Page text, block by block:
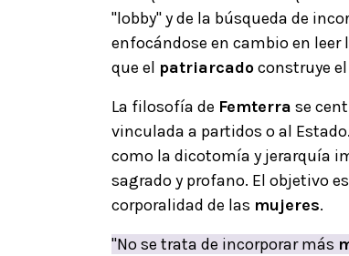
"lobby" y de la búsqueda de
enfocándose en cambio en
que el patriarcadoconstruye
La filosofía de Femterra se
vinculada a partidos o al
como la dicotomía y jerarquía
sagrado y profano. El objetivo
corporalidad de las mujeres.
"No se trata de incorporar más